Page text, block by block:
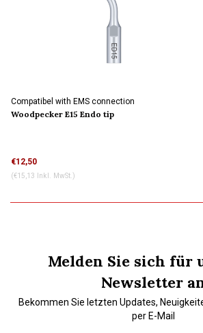
Compatibel with EMS connection
Woodpecker E15 Endo tip
€12,50
(€15,13 Inkl. MwSt.)
Melden Sie sich für
Newsletter
Bekommen Sie letzten Updates,
per E-Mail